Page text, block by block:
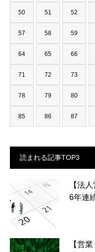
50 51 52
57 58 59
64 65 66
71 72 73
78 79 80
85 86 87
読まれる記事TOP3
【法
6年連
【営